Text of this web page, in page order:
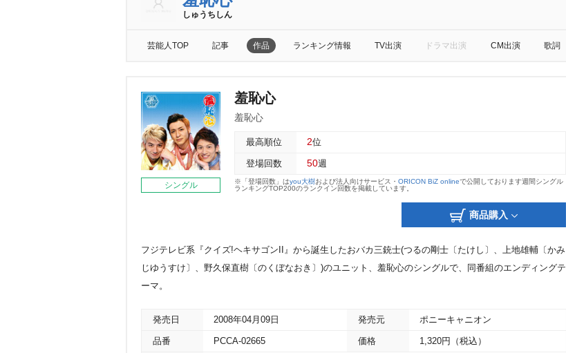
しゅうちしん
芸能人TOP 記事 作品 ランキング情報 TV出演 ドラマ出演 CM出演 歌詞
シングル
羞恥心
羞恥心
最高順位 2位
登場回数 50週
※「登場回数」はyou大樹および法人向けサービス・ ORICON BiZ onlineで公開しております週間シングル
ランキングTOP200のランクイン回数を掲載しています。
商品購入
フジテレビ系『クイズ!ヘキサゴンII』から誕生したおバカ三銃士(つるの剛士〔たけし〕、上地雄輔〔かみ
じゆうすけ〕、野久保直樹〔のくぼなおき〕)のユニット、羞恥心のシングルで、同番組のエンディングテ
ーマ。
発売日 2008年04月09日 発売元 ポニーキャニオン
品番 PCCA-02665 価格 1,320円（税込）